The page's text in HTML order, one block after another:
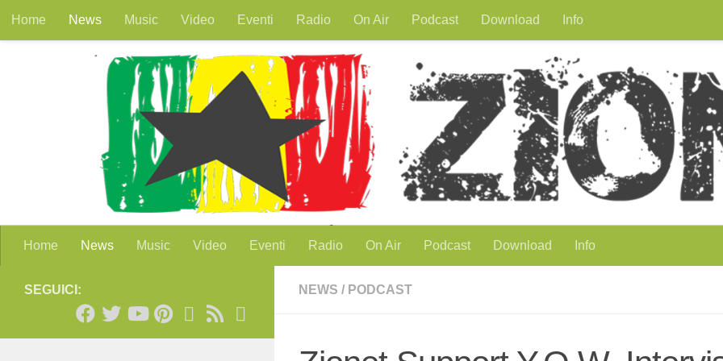
Salta al contenuto
Home News Music Video Eventi Radio On Air Podcast Download Info
Home News Music Video Eventi Radio On Air Podcast Download Info
NEWS / PODCAST
SEGUICI: